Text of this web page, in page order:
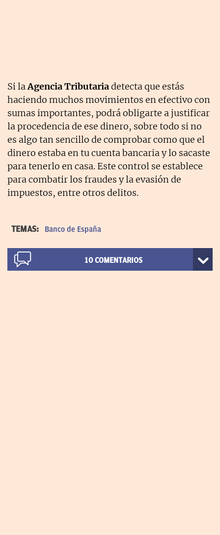
Si laAgencia Tributariadetecta que estás
haciendo muchos movimientos en efectivo con
sumas importantes, podrá obligarte a justificar
la procedencia de ese dinero, sobre todo si no
es algo tan sencillo de comprobar como que el
dinero estaba en tu cuenta bancaria y lo sacaste
para tenerlo en casa. Este control se establece
para combatir los fraudes y la evasión de
impuestos, entre otros delitos.
TEMAS: Banco de España
10COMENTARIOS